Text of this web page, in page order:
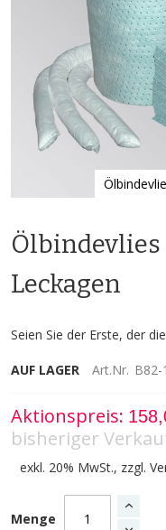
der
springen
Leckagen
Seien Sie der Erste, der
AUF LAGER Art.Nr.
Aktionspreis
bisheriger
exkl. 20% MwSt., zzgl.
Menge